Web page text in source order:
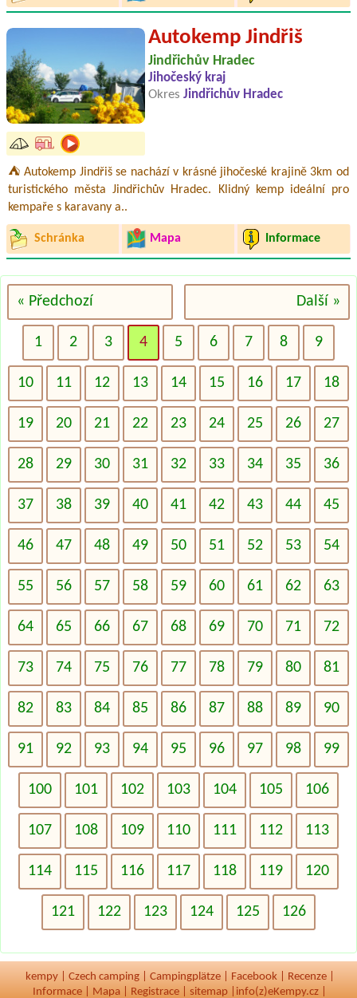
Autokemp Jindřiš
Jindřichův Hradec
Jihočeský kraj
Okres Jindřichův Hradec
⛺ Autokemp Jindřiš se nachází v krásné jihočeské krajině 3km od
turistického města Jindřichův Hradec. Klidný kemp ideální pro
kempaře s karavany a..
Schránka Mapa Informace
« Předchozí Další »
1 2 3 4 5 6 7 8 9
10 11 12 13 14 15 16 17 18
19 20 21 22 23 24 25 26 27
28 29 30 31 32 33 34 35 36
37 38 39 40 41 42 43 44 45
46 47 48 49 50 51 52 53 54
55 56 57 58 59 60 61 62 63
64 65 66 67 68 69 70 71 72
73 74 75 76 77 78 79 80 81
82 83 84 85 86 87 88 89 90
91 92 93 94 95 96 97 98 99
100 101 102 103 104 105 106
107 108 109 110 111 112 113
114 115 116 117 118 119 120
121 122 123 124 125 126
kempy Czech camping Campingplätze Facebook Recenze
Informace
Mapa Registrace sitemap info(z)eKempy.cz |